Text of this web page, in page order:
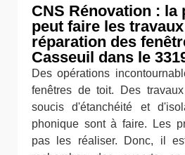
CNS Rénovation : la
peut faire les
réparation des
Casseuil dans le
Des opérations
fenêtres de toit. Des
soucis d'étanchéité et
phonique sont à faire. Les
pas les réaliser. Donc, il